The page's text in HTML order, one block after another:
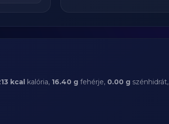
kcal kalória, 16.40 g fehérje, 0.00 g szénhidrát,